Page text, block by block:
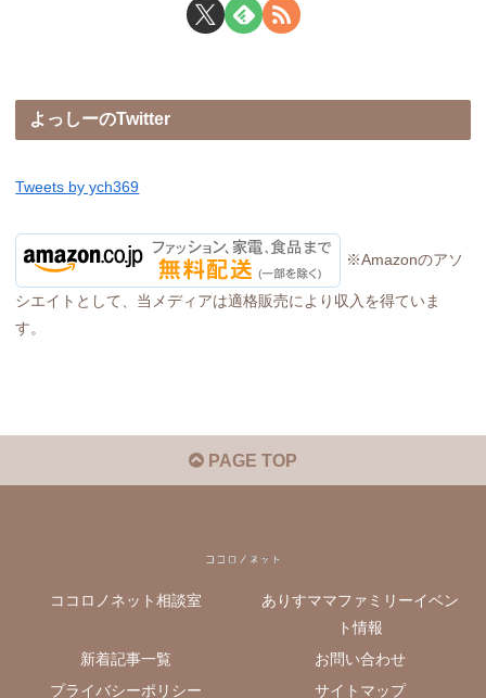
よっしーのTwitter
Tweets by ych369
※Amazonのアソ
シエイトとして、当メディアは適格販売により収入を得ていま
す。
PAGE TOP
ココロノネット相談室
ありすママファミリーイベン
ト情報
新着記事一覧
お問い合わせ
プライバシーポリシー
サイトマップ